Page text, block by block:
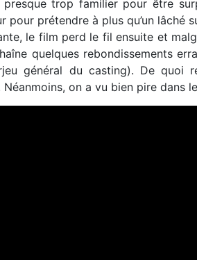
trop familier pour être
pour prétendre à plus qu’un lâché
le film perd le fil ensuite et
quelques rebondissements
général du casting). De quoi
on a vu bien pire dans